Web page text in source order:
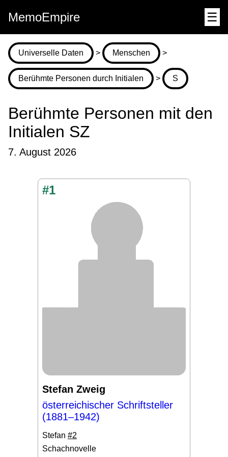
MemoEmpire ☰
Universelle Daten > Menschen >
Berühmte Personen durch Initialen > S
Berühmte Personen mit den
Initialen SZ
7. August 2026
#1
Stefan Zweig
österreichischer Schriftsteller
(1881–1942)
Stefan #2
Schachnovelle